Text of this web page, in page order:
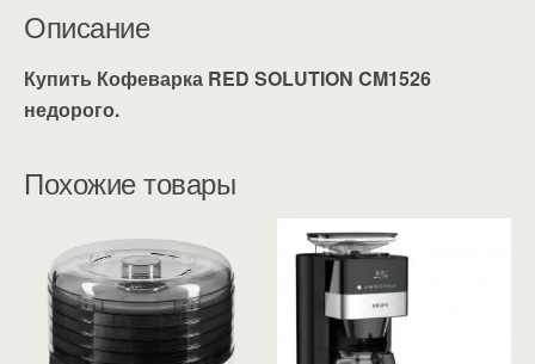
Описание
Купить Кофеварка RED SOLUTION CM1526
недорого.
Похожие товары